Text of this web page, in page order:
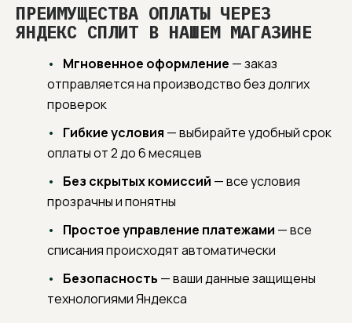
ПРЕИМУЩЕСТВА ОПЛАТЫ ЧЕРЕЗ
ЯНДЕКС СПЛИТ В НАШЕМ МАГАЗИНЕ
Мгновенное оформление — заказ
отправляется на производство без долгих
проверок
Гибкие условия — выбирайте удобный срок
оплаты от 2 до 6 месяцев
Без скрытых комиссий — все условия
прозрачны и понятны
Простое управление платежами — все
списания происходят автоматически
Безопасность — ваши данные защищены
технологиями Яндекса
взвешенных решений для истинного спокойствия
и уверенности клиента.